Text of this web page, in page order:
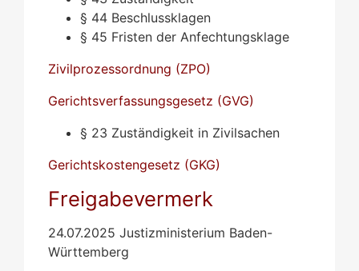
§ 44 Beschlussklagen
§ 45 Fristen der Anfechtungsklage
Zivilprozessordnung (ZPO)
Gerichtsverfassungsgesetz (GVG)
§ 23 Zuständigkeit in Zivilsachen
Gerichtskostengesetz (GKG)
Freigabevermerk
24.07.2025 Justizministerium Baden-
Württemberg